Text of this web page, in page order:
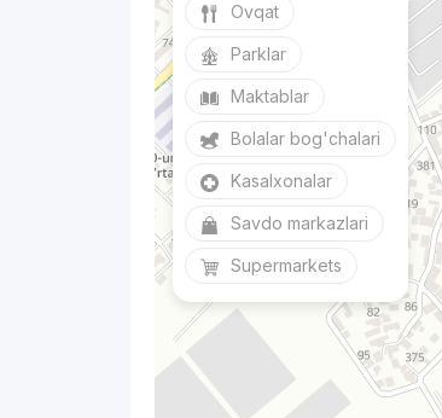
Ovqat
Parklar
Maktablar
Bolalar bog'chalari
Kasalxonalar
Savdo markazlari
Supermarkets